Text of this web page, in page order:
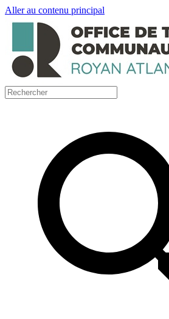
Aller au contenu principal